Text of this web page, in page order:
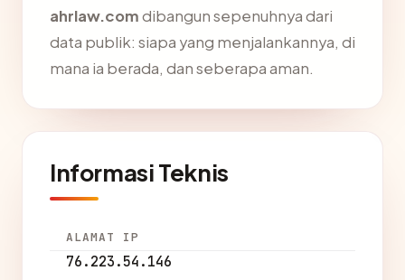
ahrlaw.comdibangun sepenuhnya dari
data publik: siapa yang menjalankannya, di
mana ia berada, dan seberapa aman.
Informasi Teknis
ALAMAT IP
76.223.54.146